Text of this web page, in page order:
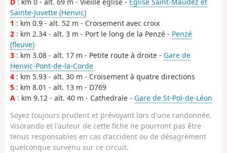
D : km 0 - alt. 69 m - Vieille église - Église Saint-Maudez et
Sainte-Juvette (Henvic)
1 : km 0.9 - alt. 52 m - Croisement avec croix
2 : km 2.34 - alt. 3 m - Port le long de la Penzé - Penzé
(fleuve)
3 : km 3.08 - alt. 17 m - Petite route à droite - Gare de
Henvic-Pont-de-la-Corde
4 : km 5.93 - alt. 30 m - Croisement à quatre directions
5 : km 8.01 - alt. 13 m - D769
A : km 9.12 - alt. 40 m - Cathedrale - Gare de St-Pol-de-Léon
Soyez toujours prudent et prévoyant lors d'une randonnée.
Visorando et l'auteur de cette fiche ne pourront pas être
tenus responsables en cas d'accident ou de désagrément
quelconque survenu sur ce circuit.